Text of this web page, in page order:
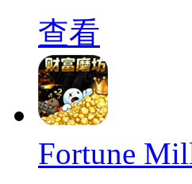
查看
Fortune